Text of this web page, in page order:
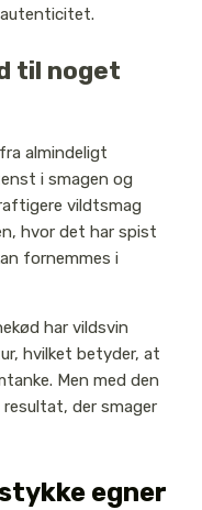
til noget
almindeligt
i smagen og
vildtsmag
hvor det har spist
fornemmes i
har vildsvin
hvilket betyder, at
Men med den
der smager
egner